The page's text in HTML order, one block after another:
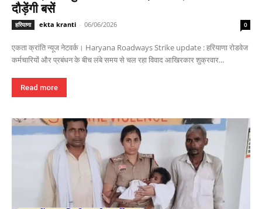
दौड़ेंगी बसें
हरियाणा ekta kranti - 06/06/2026 0
एकता क्रांति न्यूज नेटवर्क। Haryana Roadways Strike update : हरियाणा रोडवेज
कर्मचारियों और प्रबंधन के बीच लंबे समय से चल रहा विवाद आखिरकार शुक्रवार...
Read more